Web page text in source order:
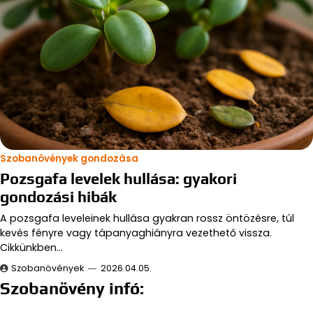
Szobanövények gondozása
Pozsgafa levelek hullása: gyakori
gondozási hibák
A pozsgafa leveleinek hullása gyakran rossz öntözésre, túl
kevés fényre vagy tápanyaghiányra vezethető vissza.
Cikkünkben…
Szobanövények 2026.04.05.
Szobanövény infó: